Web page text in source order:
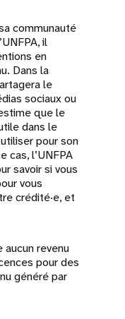
communauté
il
en
Dans la
le
sociaux ou
que le
dans le
pour son
cas, l’UNFPA
savoir si vous
vous
crédité·e, et
aucun revenu
pour des
généré par